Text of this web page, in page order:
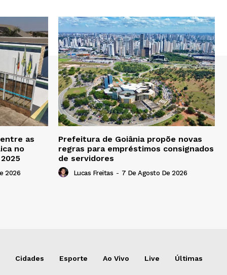
as
no
2026
Prefeitura de Goiânia propõe novas
regras para empréstimos consignados
de servidores
Lucas Freitas - 7 De Agosto De 2026
Cidades Esporte Ao Vivo Live Últimas